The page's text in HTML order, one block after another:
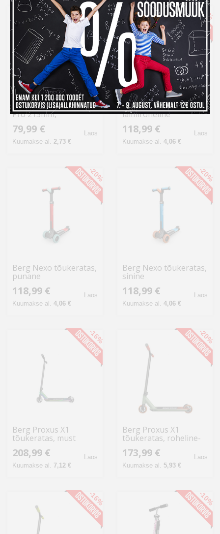
Alumiiniumtõukeratas
Pro 215mm,
79,99 €
Kuumakse al. 2,73 €
Laos
-10%
Berg Nexo tõukeratas,
laimiroheline
118,99 €
Kuumakse al. 4,06 €
Laos
-20%
Berg Nexo tõukeratas,
punane
118,99 €
Kuumakse al. 4,06 €
Laos
-20%
Berg Nexo tõukeratas,
sinine
118,99 €
Kuumakse al. 4,06 €
Laos
-20%
Berg Proxus X1
tõukeratas, must
208,99 €
Kuumakse al. 7,12 €
Laos
-16%
Berg Proxus X1
tõukeratas, roheline-
173,99 €
Kuumakse al. 5,93 €
Laos
-20%
-16% -10%